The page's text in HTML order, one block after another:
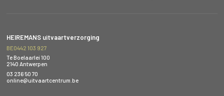
HEIREMANS uitvaartverzorging
BE0442 103 927
Te Boelaarlei 100
2140 Antwerpen
03 236 50 70
online@uitvaartcentrum.be